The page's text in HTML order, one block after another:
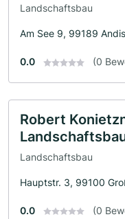
Landschaftsbau
Am See 9, 99189
0.0 (0
Robert
Landschaftsbau
Hauptstr. 3, 99100
0.0 (0